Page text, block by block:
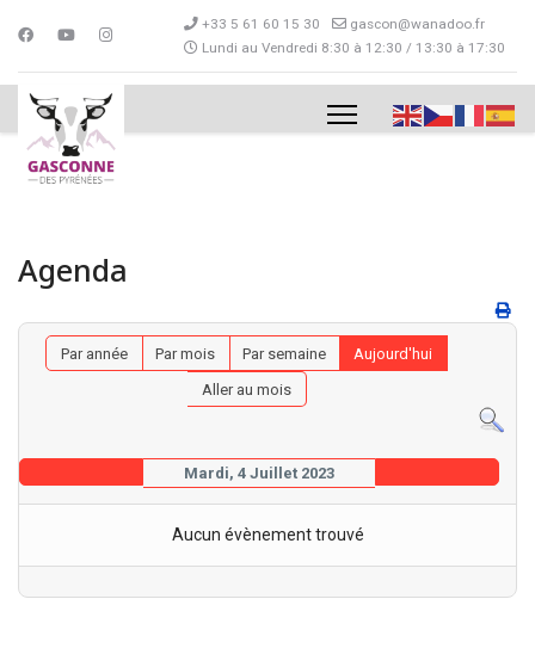
+33 5 61 60 15 30
gascon@wanadoo.fr
Lundi au Vendredi 8:30 à 12:30 / 13:30 à 17:30
Agenda
Par année Par mois Par semaine
Aujourd'hui
Aller au mois
Mardi, 4 Juillet 2023
Aucun évènement trouvé